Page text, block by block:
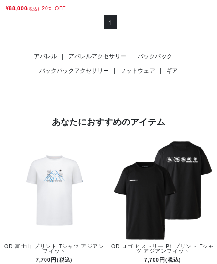
¥88,000(税込) 20% OFF
1
アパレル | アパレルアクセサリー | バックパック
|
バックパックアクセサリー
| フットウェア | ギア
あなたにおすすめのアイテム
QD 富士山 プリント Tシャツ アジアン
フィット
7,700円(税込)
QD ロゴ ヒストリー P1 プリント Tシャ
ツ アジアンフィット
7,700円(税込)